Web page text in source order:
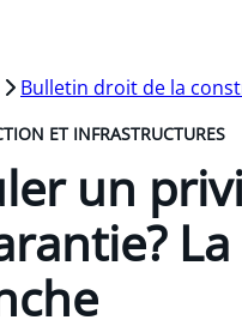
Bulletin droit de la
ET INFRASTRUCTURES
un